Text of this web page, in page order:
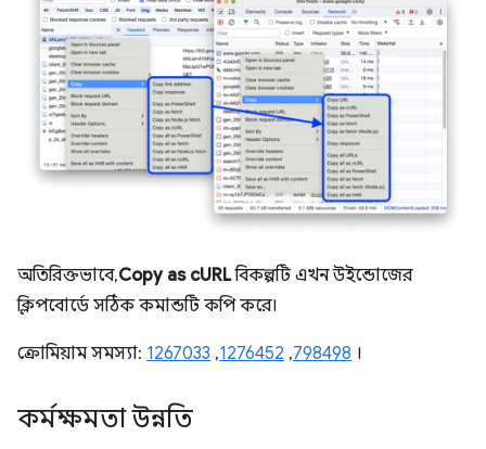
অতিরিক্তভাবে,Copy as cURLবিকল্পটি এখন উইন্ডোজের
ক্লিপবোর্ডে সঠিক কমান্ডটি কপি করে।
ক্রোমিয়াম সমস্যা: 1267033 ,1276452 ,798498 ।
কর্মক্ষমতা উন্নতি